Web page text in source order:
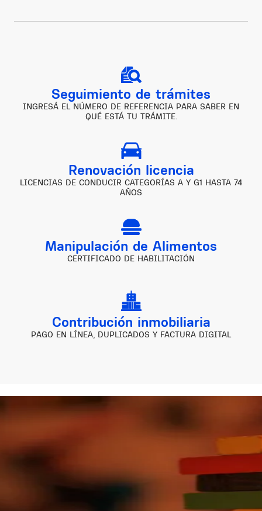
Seguimiento de trámites
INGRESÁ EL NÚMERO DE REFERENCIA PARA SABER EN
QUÉ ESTÁ TU TRÁMITE.
Renovación licencia
LICENCIAS DE CONDUCIR CATEGORÍAS A Y G1 HASTA 74
AÑOS
Manipulación de Alimentos
CERTIFICADO DE HABILITACIÓN
Contribución inmobiliaria
PAGO EN LÍNEA, DUPLICADOS Y FACTURA DIGITAL